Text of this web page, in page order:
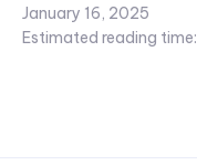
January 16, 2025
Estimated reading time: